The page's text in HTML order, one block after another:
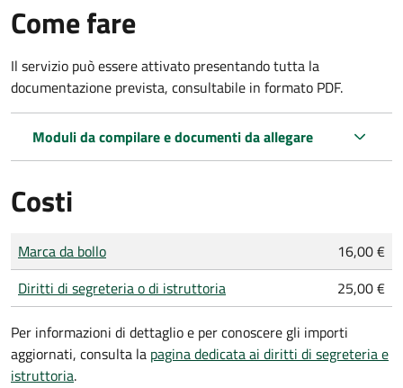
Come fare
Il servizio può essere attivato presentando tutta la
documentazione prevista, consultabile in formato PDF.
Moduli da compilare e documenti da allegare
Costi
Tipo di pagamento
Importo
Marca da bollo
16,00 €
Diritti di segreteria o di istruttoria
25,00 €
Per informazioni di dettaglio e per conoscere gli importi
aggiornati, consulta la pagina dedicata ai diritti di segreteria e
istruttoria.